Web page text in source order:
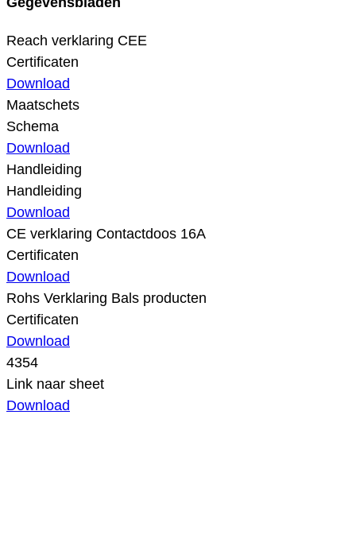
Reach verklaring CEE
Certificaten
Download
Maatschets
Schema
Download
Handleiding
Handleiding
Download
CE verklaring Contactdoos 16A
Certificaten
Download
Rohs Verklaring Bals producten
Certificaten
Download
4354
Link naar sheet
Download